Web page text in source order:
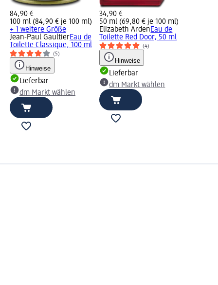
84,90 €
100 ml (84,90 € je 100 ml)
+ 1 weitere Größe
Jean-Paul GaultierEau de
Toilette Classique, 100 ml
(5)
Hinweise
Lieferbar
dm Markt wählen
34,90 €
50 ml (69,80 € je 100 ml)
Elizabeth ArdenEau de
Toilette Red Door, 50 ml
(4)
Hinweise
Lieferbar
dm Markt wählen